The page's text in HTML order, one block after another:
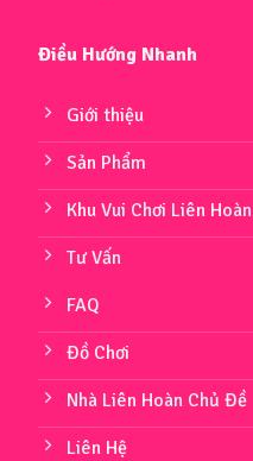
Điều Hướng Nhanh
Giới thiệu
Sản Phẩm
Khu Vui Chơi Liên Hoàn
Tư Vấn
FAQ
Đồ Chơi
Nhà Liên Hoàn Chủ Đề
Liên Hệ